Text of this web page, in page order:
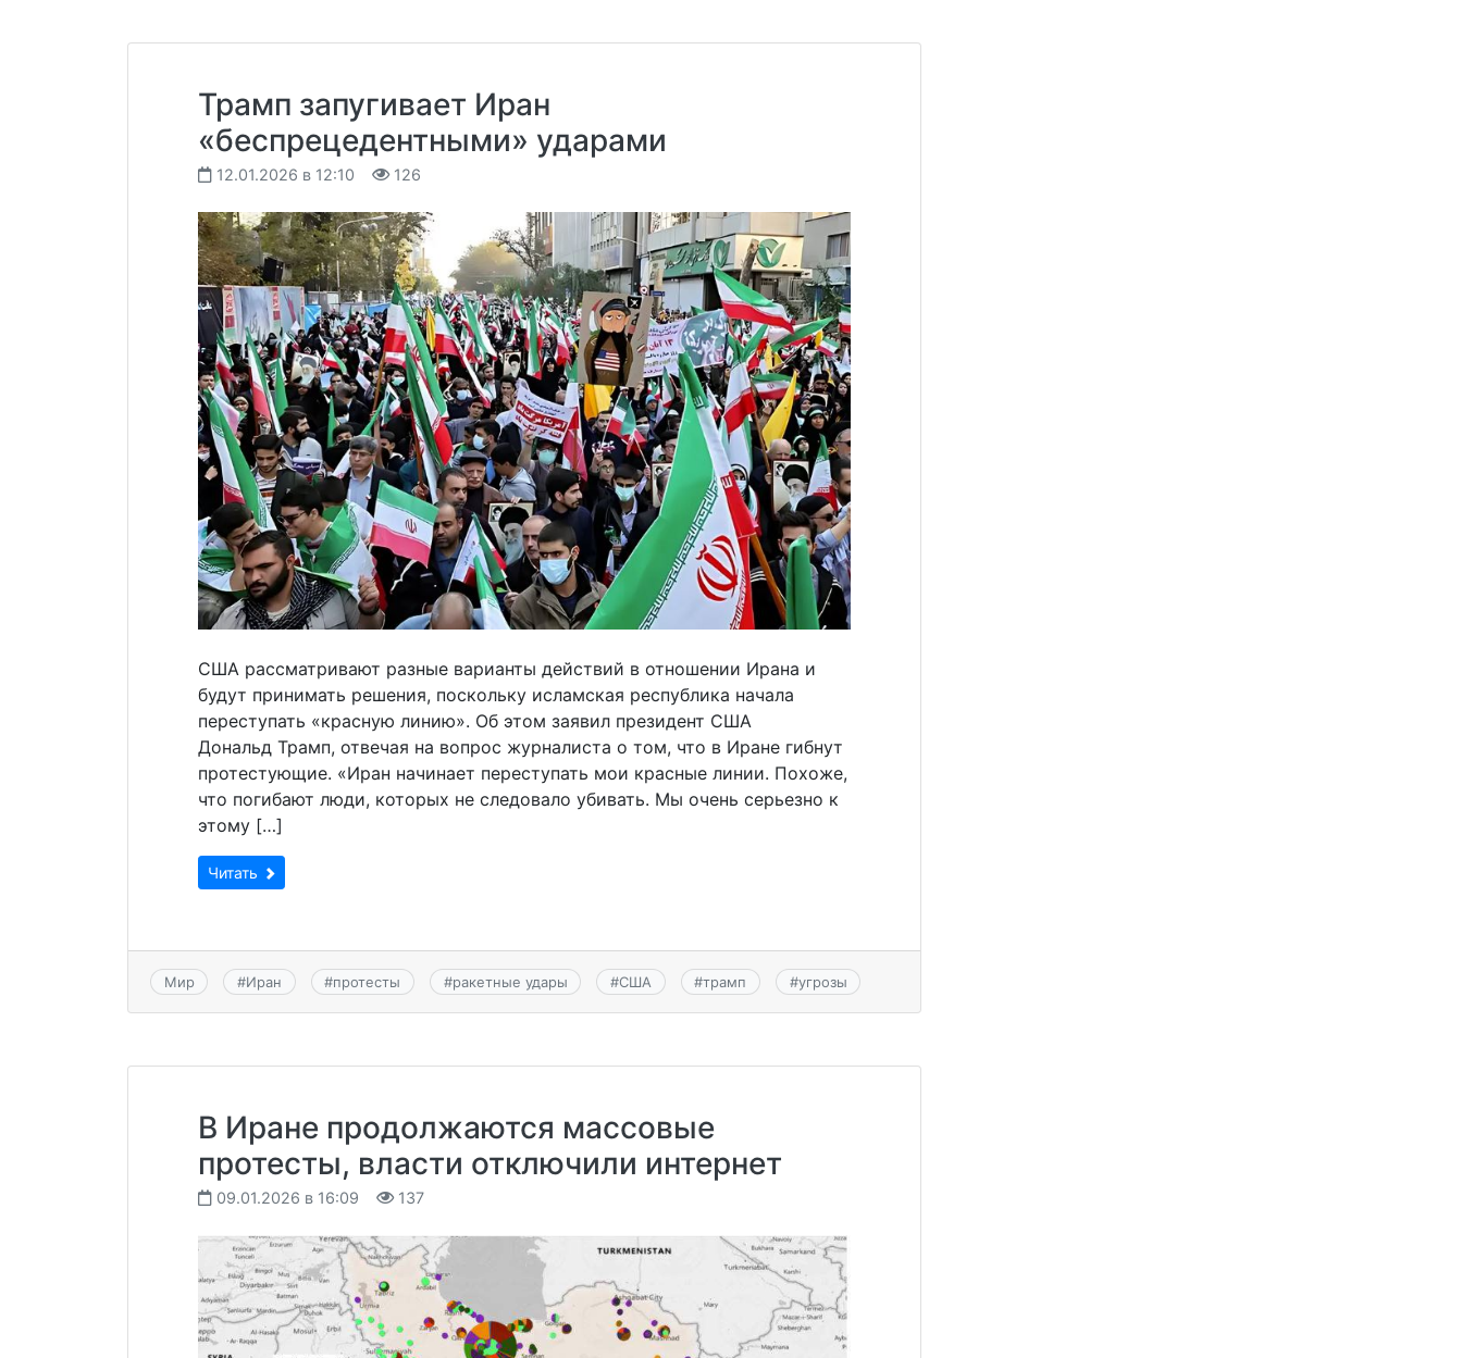
Трамп запугивает Иран
«беспрецедентными» ударами
12.01.2026 в 12:10 126
США рассматривают разные варианты действий в отношении Ирана и
будут принимать решения, поскольку исламская республика начала
переступать «красную линию». Об этом заявил президент США
Дональд Трамп, отвечая на вопрос журналиста о том, что в Иране гибнут
протестующие. «Иран начинает переступать мои красные линии. Похоже,
что погибают люди, которых не следовало убивать. Мы очень серьезно к
этому […]
Читать
Мир #Иран #протесты #ракетные удары #США #трамп #угрозы
В Иране продолжаются массовые
протесты, власти отключили интернет
09.01.2026 в 16:09 137